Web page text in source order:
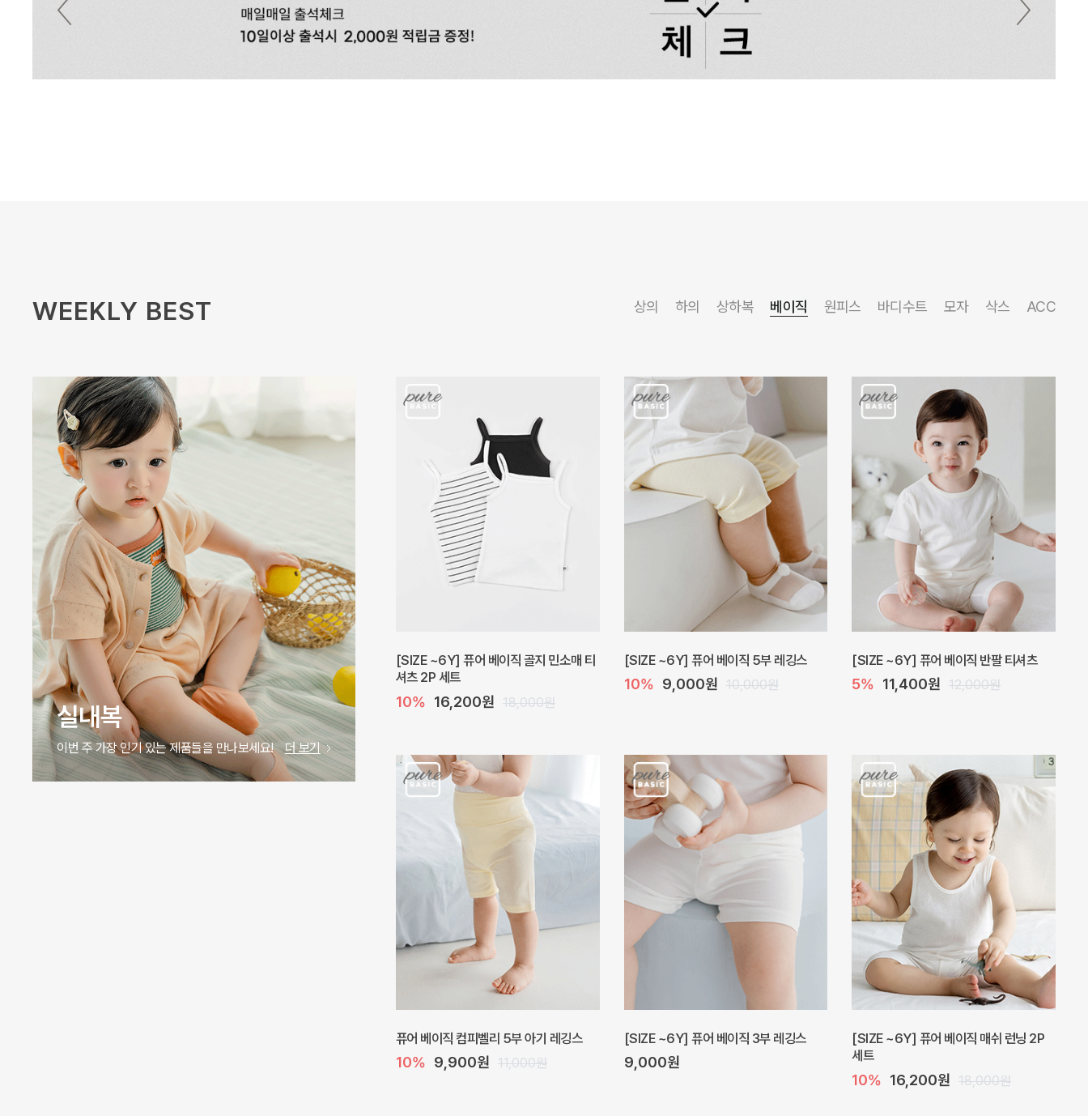
WEEKLY BEST 상의 하의 상하복 베이직 원피스 바디수트 모자 삭스 ACC
실내복
이번 주 가장 인기 있는 제품들을 만나보세요! 더 보기
[SIZE ~6Y] 퓨어 베이직 골지 민소매 티
셔츠 2P 세트
10% 16,200원 18,000원
[SIZE ~6Y] 퓨어 베이직 5부 레깅스
10% 9,000원 10,000원
[SIZE ~6Y] 퓨어 베이직 반팔 티셔츠
5% 11,400원 12,000원
퓨어 베이직 컴피벨리 5부 아기 레깅스
10% 9,900원 11,000원
[SIZE ~6Y] 퓨어 베이직 3부 레깅스
9,000원
[SIZE ~6Y] 퓨어 베이직 매쉬 런닝 2P
세트
10% 16,200원 18,000원